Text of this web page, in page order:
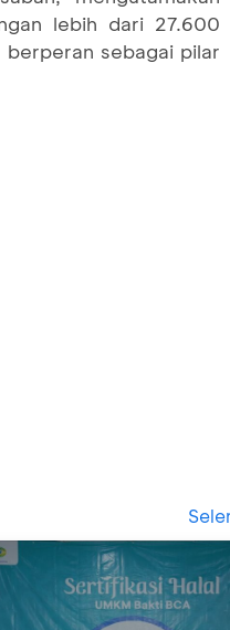
lebih dari 27.600
sebagai pilar